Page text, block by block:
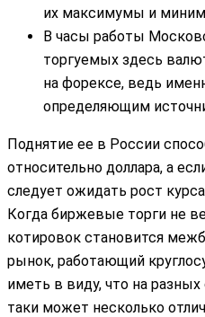
их максимумы и
В часы работы
торгуемых здесь
на форексе, ведь
определяющим
Поднятие ее в России
относительно доллара, а
следует ожидать рост
Когда биржевые торги не
котировок становится
рынок, работающий
иметь в виду, что на разных
таки может несколько